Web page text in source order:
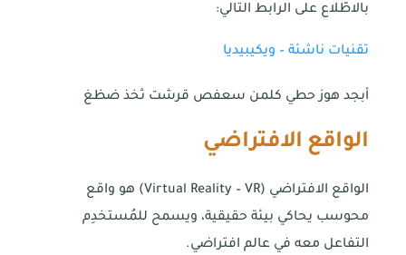
بالاطّلاع على الرابط التالي:
تقنيات ناشئة – ويكيبيديا
أبجد هوز حطي كلمن سعفص قرشت ثخذ ضظغ
الواقع الافتراضي
الواقع الافتراضي (Virtual Reality – VR) هو واقع
محوسب يحاكي بيئة حقيقية، ويسمح للمُستخدِم
التفاعل معه في عالم افتراضي.